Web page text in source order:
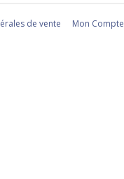
de vente Mon Compte